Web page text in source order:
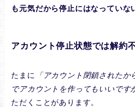
も元気だから停止にはなっていな
アカウント停止状態では解約
たまに
「アカウント閉鎖された
でアカウントを作ってもいいです
ただくことがあります。